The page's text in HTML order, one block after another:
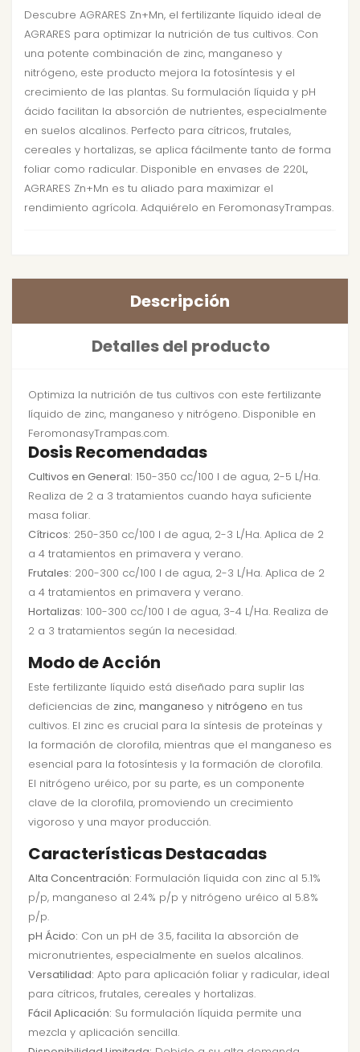
Descubre AGRARES Zn+Mn, el fertilizante líquido ideal de
AGRARES para optimizar la nutrición de tus cultivos. Con
una potente combinación de zinc, manganeso y
nitrógeno, este producto mejora la fotosíntesis y el
crecimiento de las plantas. Su formulación líquida y pH
ácido facilitan la absorción de nutrientes, especialmente
en suelos alcalinos. Perfecto para cítricos, frutales,
cereales y hortalizas, se aplica fácilmente tanto de forma
foliar como radicular. Disponible en envases de 220L,
AGRARES Zn+Mn es tu aliado para maximizar el
rendimiento agrícola. Adquiérelo en FeromonasyTrampas.
Descripción
Detalles del producto
Optimiza la nutrición de tus cultivos con este fertilizante
líquido de zinc, manganeso y nitrógeno. Disponible en
FeromonasyTrampas.com.
Dosis Recomendadas
Cultivos en General: 150-350 cc/100 l de agua, 2-5 L/Ha.
Realiza de 2 a 3 tratamientos cuando haya suficiente
masa foliar.
Cítricos: 250-350 cc/100 l de agua, 2-3 L/Ha. Aplica de 2
a 4 tratamientos en primavera y verano.
Frutales: 200-300 cc/100 l de agua, 2-3 L/Ha. Aplica de 2
a 4 tratamientos en primavera y verano.
Hortalizas: 100-300 cc/100 l de agua, 3-4 L/Ha. Realiza de
2 a 3 tratamientos según la necesidad.
Modo de Acción
Este fertilizante líquido está diseñado para suplir las
deficiencias de zinc, manganeso y nitrógeno en tus
cultivos. El zinc es crucial para la síntesis de proteínas y
la formación de clorofila, mientras que el manganeso es
esencial para la fotosíntesis y la formación de clorofila.
El nitrógeno uréico, por su parte, es un componente
clave de la clorofila, promoviendo un crecimiento
vigoroso y una mayor producción.
Características Destacadas
Alta Concentración: Formulación líquida con zinc al 5.1%
p/p, manganeso al 2.4% p/p y nitrógeno uréico al 5.8%
p/p.
pH Ácido: Con un pH de 3.5, facilita la absorción de
micronutrientes, especialmente en suelos alcalinos.
Versatilidad: Apto para aplicación foliar y radicular, ideal
para cítricos, frutales, cereales y hortalizas.
Fácil Aplicación: Su formulación líquida permite una
mezcla y aplicación sencilla.